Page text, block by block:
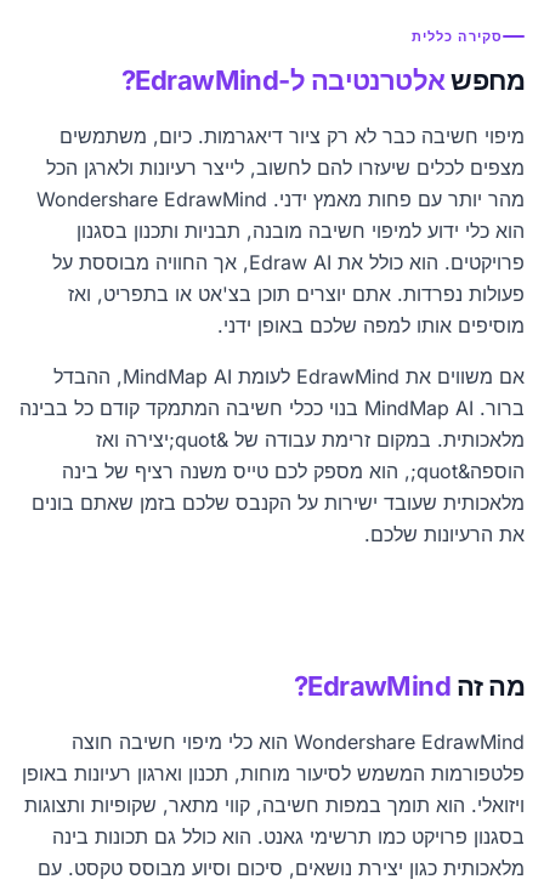
סקירה כללית
מחפשאלטרנטיבה ל-EdrawMind?
מיפוי חשיבה כבר לא רק ציור דיאגרמות. כיום, משתמשים
מצפים לכלים שיעזרו להם לחשוב, לייצר רעיונות ולארגן הכל
מהר יותר עם פחות מאמץ ידני. Wondershare EdrawMind
הוא כלי ידוע למיפוי חשיבה מובנה, תבניות ותכנון בסגנון
פרויקטים. הוא כולל את Edraw AI, אך החוויה מבוססת על
פעולות נפרדות. אתם יוצרים תוכן בצ'אט או בתפריט, ואז
מוסיפים אותו למפה שלכם באופן ידני.
אם משווים את EdrawMind לעומת MindMap AI, ההבדל
ברור. MindMap AI בנוי ככלי חשיבה המתמקד קודם כל בבינה
מלאכותית. במקום זרימת עבודה של &quot;יצירה ואז
הוספה&quot;, הוא מספק לכם טייס משנה רציף של בינה
מלאכותית שעובד ישירות על הקנבס שלכם בזמן שאתם בונים
את הרעיונות שלכם.
מה זה EdrawMind?
Wondershare EdrawMind הוא כלי מיפוי חשיבה חוצה
פלטפורמות המשמש לסיעור מוחות, תכנון וארגון רעיונות באופן
ויזואלי. הוא תומך במפות חשיבה, קווי מתאר, שקופיות ותצוגות
בסגנון פרויקט כמו תרשימי גאנט. הוא כולל גם תכונות בינה
מלאכותית כגון יצירת נושאים, סיכום וסיוע מבוסס טקסט. עם